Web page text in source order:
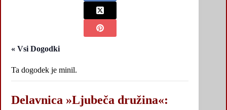
« Vsi Dogodki
Ta dogodek je minil.
Delavnica »Ljubeča družina«: